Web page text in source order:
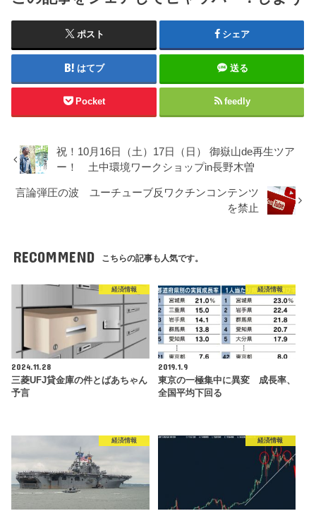
ポスト シェア
はてブ 送る
Pocket feedly
祝！10月16日（土）17日（日） 御嶽山de再生ツア
ー！ 土中環境ワークショップin長野木曽
言論弾圧の波 ユーチューブ反ワクチンコンテンツ
を禁止
RECOMMEND こちらの記事も人気です。
経済情報
2024.11.28
三菱UFJ貸金庫の件とばあちゃん
予言
経済情報
2019.1.9
東京の一極集中に異変 成長率、
全国平均下回る
経済情報 経済情報